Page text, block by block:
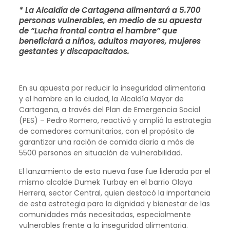
* La Alcaldía de Cartagena alimentará a 5.700
personas vulnerables, en medio de su apuesta
de “Lucha frontal contra el hambre” que
beneficiará a niños, adultos mayores, mujeres
gestantes y discapacitados.
En su apuesta por reducir la inseguridad alimentaria
y el hambre en la ciudad, la Alcaldía Mayor de
Cartagena, a través del Plan de Emergencia Social
(PES) – Pedro Romero, reactivó y amplió la estrategia
de comedores comunitarios, con el propósito de
garantizar una ración de comida diaria a más de
5500 personas en situación de vulnerabilidad.
El lanzamiento de esta nueva fase fue liderada por el
mismo alcalde Dumek Turbay en el barrio Olaya
Herrera, sector Central, quien destacó la importancia
de esta estrategia para la dignidad y bienestar de las
comunidades más necesitadas, especialmente
vulnerables frente a la inseguridad alimentaria.